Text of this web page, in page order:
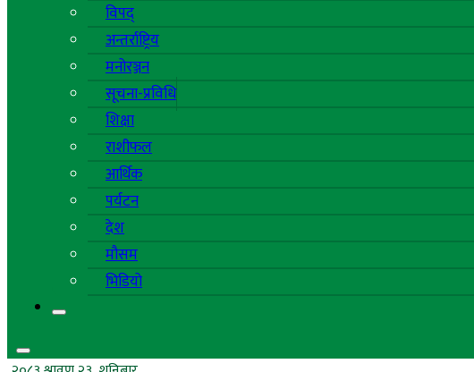
विपद्
अन्तर्राष्ट्रिय
मनोरञ्जन
सूचना-प्रविधि
शिक्षा
राशीफल
आर्थिक
पर्यटन
देश
मौसम
भिडियो